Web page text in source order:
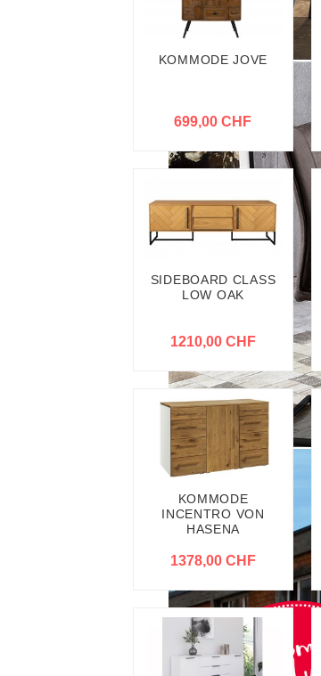
KOMMODE JOVE
699,00 CHF
SIDEBOARD CLASS
LOW OAK
1210,00 CHF
KOMMODE
INCENTRO VON
HASENA
1378,00 CHF